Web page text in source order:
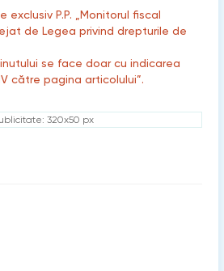
exclusiv P.P. „Monitorul fiscal
de Legea privind drepturile de
se face doar cu indicarea
către pagina articolului”.
320x50 px